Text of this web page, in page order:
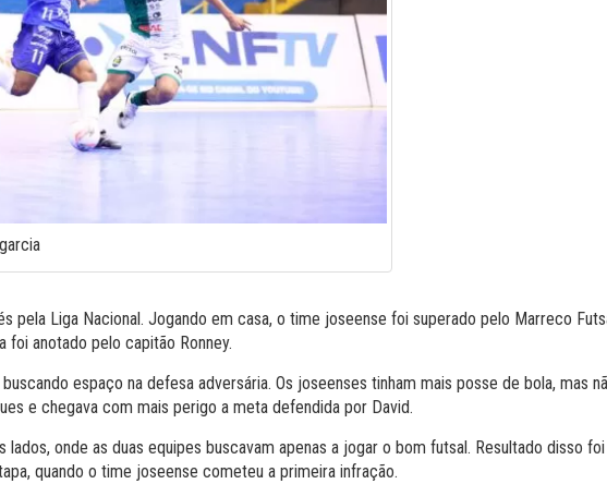
pela Liga Nacional. Jogando em casa, o time joseense foi superado pelo Marreco
foi anotado pelo capitão Ronney.
espaço na defesa adversária. Os joseenses tinham mais posse de bola, mas
e chegava com mais perigo a meta defendida por David.
onde as duas equipes buscavam apenas a jogar o bom futsal. Resultado disso
quando o time joseense cometeu a primeira infração.